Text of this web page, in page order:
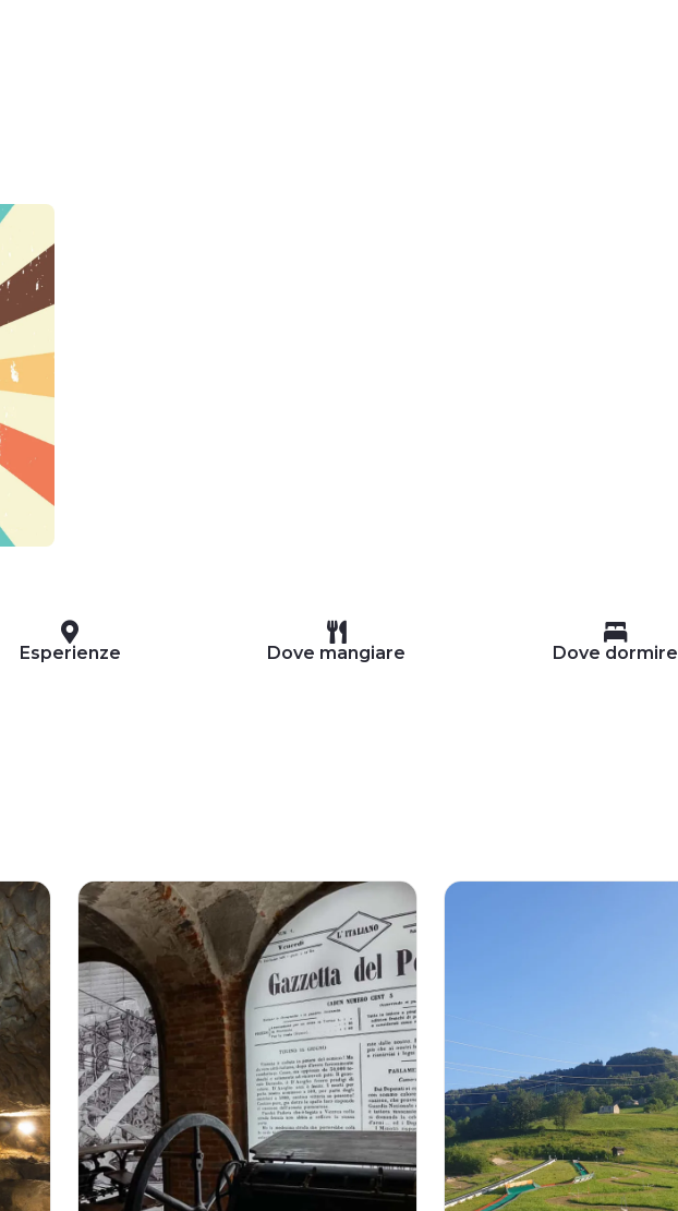
Esperienze Dove mangiare Dove dormire